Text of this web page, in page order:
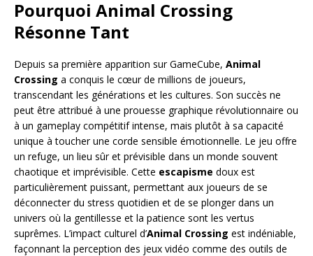
Pourquoi Animal Crossing
Résonne Tant
Depuis sa première apparition sur GameCube, Animal
Crossing a conquis le cœur de millions de joueurs,
transcendant les générations et les cultures. Son succès ne
peut être attribué à une prouesse graphique révolutionnaire ou
à un gameplay compétitif intense, mais plutôt à sa capacité
unique à toucher une corde sensible émotionnelle. Le jeu offre
un refuge, un lieu sûr et prévisible dans un monde souvent
chaotique et imprévisible. Cette escapisme doux est
particulièrement puissant, permettant aux joueurs de se
déconnecter du stress quotidien et de se plonger dans un
univers où la gentillesse et la patience sont les vertus
suprêmes. L’impact culturel d’Animal Crossing est indéniable,
façonnant la perception des jeux vidéo comme des outils de